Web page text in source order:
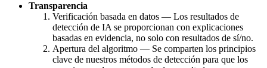
Transparencia
Verificación basada en datos — Los resultados de
detección de IA se proporcionan con explicaciones
basadas en evidencia, no solo con resultados de sí/no.
Apertura del algoritmo — Se comparten los principios
clave de nuestros métodos de detección para que los